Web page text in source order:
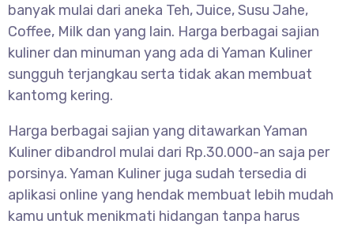
banyak mulai dari aneka Teh, Juice, Susu Jahe,
Coffee, Milk dan yang lain. Harga berbagai sajian
kuliner dan minuman yang ada di Yaman Kuliner
sungguh terjangkau serta tidak akan membuat
kantomg kering.
Harga berbagai sajian yang ditawarkan Yaman
Kuliner dibandrol mulai dari Rp.30.000-an saja per
porsinya. Yaman Kuliner juga sudah tersedia di
aplikasi online yang hendak membuat lebih mudah
kamu untuk menikmati hidangan tanpa harus